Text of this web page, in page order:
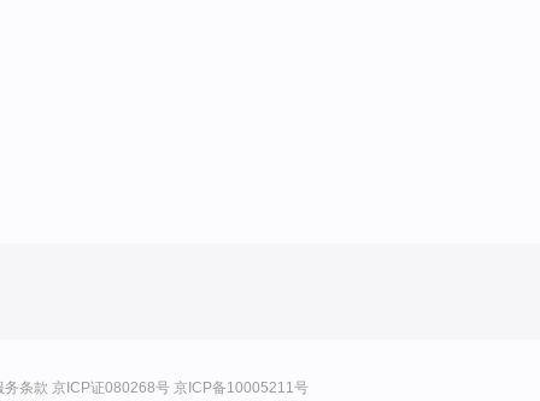
务条款 京ICP证080268号 京ICP备10005211号